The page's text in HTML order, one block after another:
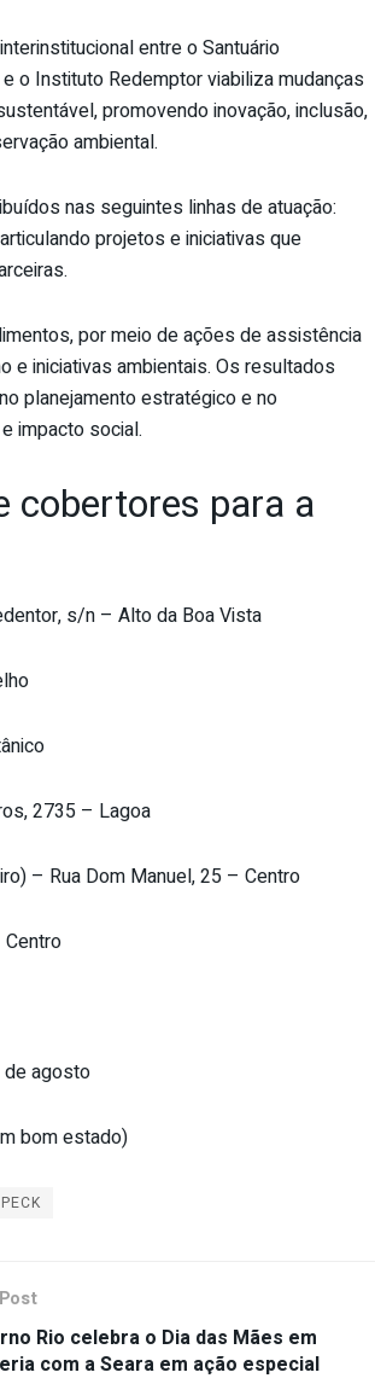
entre o Santuário
o Instituto Redemptor viabiliza mudanças
promovendo inovação, inclusão,
ambiental.
nas seguintes linhas de atuação:
projetos e iniciativas que
por meio de ações de assistência
e iniciativas ambientais. Os resultados
planejamento estratégico e no
impacto social.
cobertores para a
s/n – Alto da Boa Vista
2735 – Lagoa
– Rua Dom Manuel, 25 – Centro
Centro
de agosto
bom estado)
PECK
Rio celebra o Dia das Mães em
com a Seara em ação especial